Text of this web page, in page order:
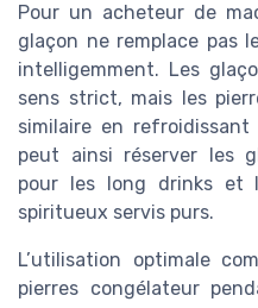
Pour un acheteur de
glaçon ne remplace pas
intelligemment. Les
sens strict, mais les
similaire en
peut ainsi réserver les
pour les long drinks et
spiritueux servis purs.
L’utilisation optimale
pierres congélateur